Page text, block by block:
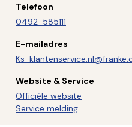
Telefoon
0492-585111
E-mailadres
Ks-
Website & Service
Officiële website
Service melding